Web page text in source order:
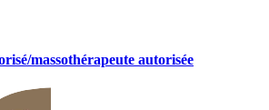
massothérapeute autorisée